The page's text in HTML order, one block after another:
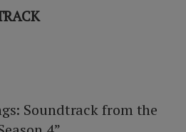
Soundtrack from the